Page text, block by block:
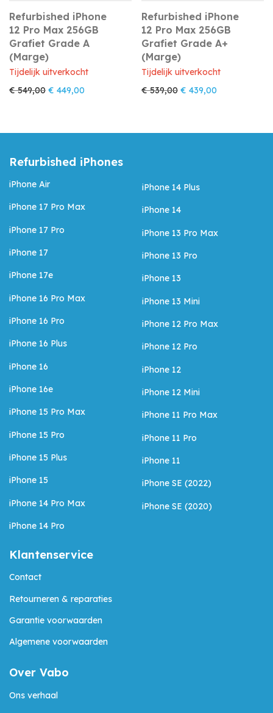
Refurbished iPhone
12 Pro Max 256GB
Grafiet Grade A
(Marge)
Tijdelijk uitverkocht
€549,00 Oorspronkelijke prijs was: € 549,00.
€ 449,00 Huidige prijs is: € 449,00.
Refurbished iPhone
12 Pro Max 256GB
Grafiet Grade A+
(Marge)
Tijdelijk uitverkocht
€539,00 Oorspronkelijke prijs
€ 439,00
Refurbished iPhones
iPhone Air
iPhone 17 Pro Max
iPhone 17 Pro
iPhone 17
iPhone 17e
iPhone 16 Pro Max
iPhone 16 Pro
iPhone 16 Plus
iPhone 16
iPhone 16e
iPhone 15 Pro Max
iPhone 15 Pro
iPhone 15 Plus
iPhone 15
iPhone 14 Pro Max
iPhone 14 Pro
iPhone 14 Plus
iPhone 14
iPhone 13 Pro Max
iPhone 13 Pro
iPhone 13
iPhone 13 Mini
iPhone 12 Pro Max
iPhone 12 Pro
iPhone 12
iPhone 12 Mini
iPhone 11 Pro Max
iPhone 11 Pro
iPhone 11
iPhone SE (2022)
iPhone SE (2020)
Klantenservice
Contact
Retourneren & reparaties
Garantie voorwaarden
Algemene voorwaarden
Over Vabo
Ons verhaal